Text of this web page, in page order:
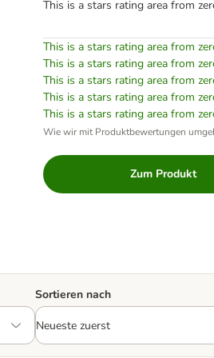
This is a stars rating area from
This is a stars rating area from
This is a stars rating area from
This is a stars rating area from
This is a stars rating area from
This is a stars rating area from
Wie wir mit Produktbewertungen
Zum Produkt
Sortieren nach